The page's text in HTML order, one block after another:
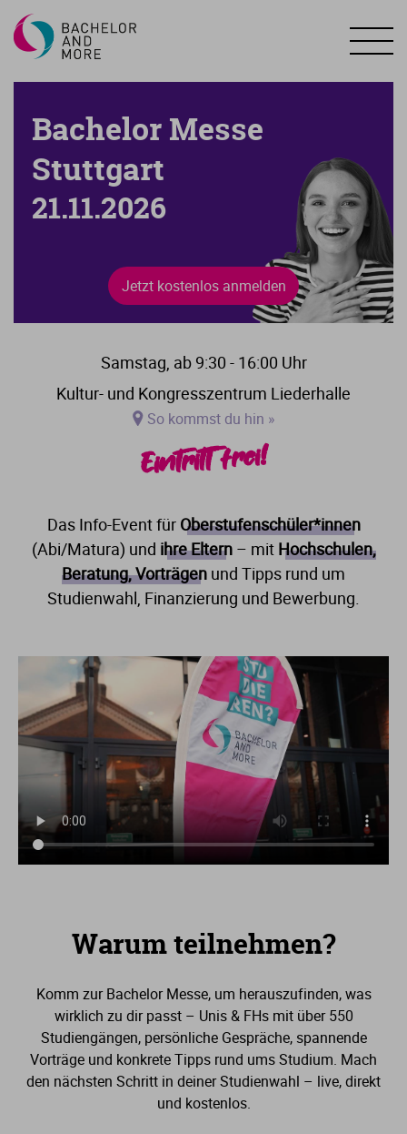
Bachelor Messe
Stuttgart
21.11.2026
Jetzt kostenlos anmelden
Samstag, ab 9:30 - 16:00 Uhr
Kultur- und Kongresszentrum Liederhalle
So kommst du hin »
Eintritt frei!
Das Info-Event für Oberstufenschüler*innen
(Abi/Matura) und ihre Eltern– mit Hochschulen,
Beratung, Vorträgen und Tipps rund um
Studienwahl, Finanzierung und Bewerbung.
Warum teilnehmen?
Komm zur Bachelor Messe, um herauszufinden, was
wirklich zu dir passt – Unis & FHs mit über550
Studiengängen, persönliche Gespräche, spannende
Vorträge und konkrete Tipps rund ums Studium. Mach
den nächsten Schritt in deiner Studienwahl – live, direkt
und kostenlos.